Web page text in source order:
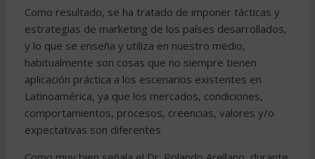
Como resultado, se ha tratado de imponer tácticas y
estrategias de marketing de los países desarrollados,
y lo que se enseña y utiliza en nuestro medio,
habitualmente son cosas que no siempre tienen
aplicación práctica a los escenarios existentes en
Latinoamérica, ya que los mercados, condiciones,
comportamientos, procesos, creencias, valores y/o
expectativas son diferentes